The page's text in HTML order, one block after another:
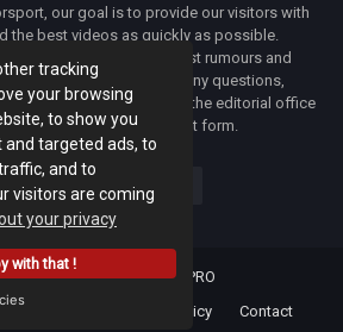
tracking
your browsing
to show you
targeted ads, to
and to
visitors are coming
your privacy
with that !
our goal is to provide our visitors with
the best videos as quickly as possible.
find our opinion on the latest rumours and
we can. If you have any questions,
and would like to contact the editorial office
you can use our contact form.
& developed by -Facenet PRO
Privacy Policy Contact